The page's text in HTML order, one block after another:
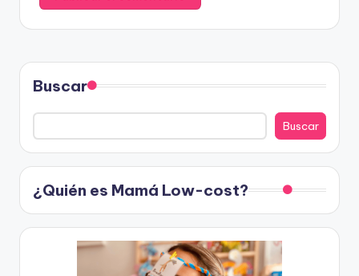
Buscar
Buscar
¿Quién es Mamá Low-cost?